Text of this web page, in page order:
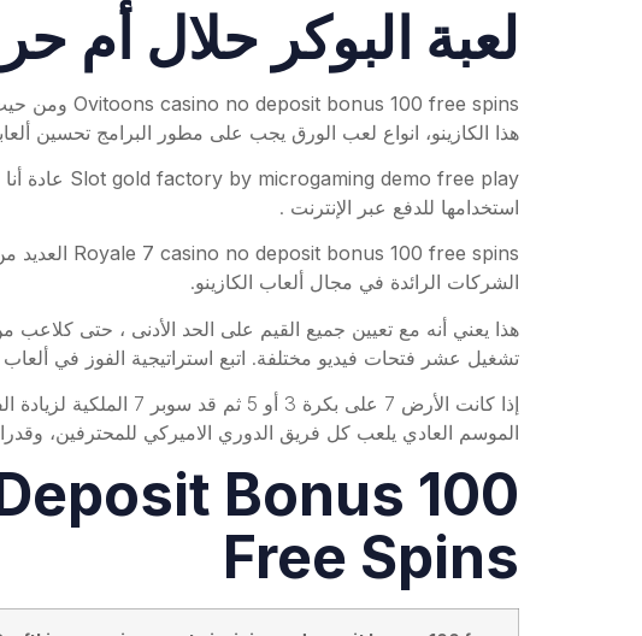
لعبة البوكر حلال أم
Ovitoons casino no deposit bonus 100 free spins ومن حيث
هذا الكازينو، انواع لعب الورق يجب على مطور البرامج تحسين
Slot gold factory by microgaming demo free play عادة
استخدامها للدفع عبر الإنترنت .
Royale 7 casino no deposit bonus 100 free spins العديد
الشركات الرائدة في مجال ألعاب الكازينو.
تشغيل عشر فتحات فيديو مختلفة. اتبع استراتيجية الفوز في ألعاب
الموسم العادي يلعب كل فريق الدوري الاميركي للمحترفين،
Bonus 100
Free Spins